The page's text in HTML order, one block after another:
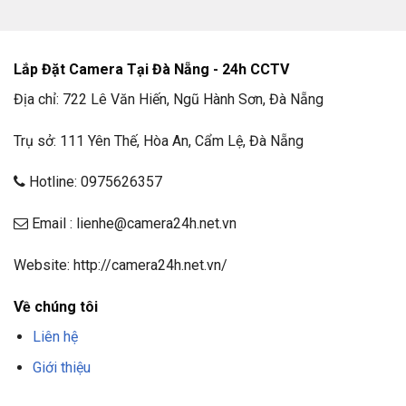
Loại sản phẩm:
Hãng: HIKVISION
Có màu ngày đêm
Lắp Đặt Camera Tại Đà Nẵng - 24h CCTV
Địa chỉ: 722 Lê Văn Hiến, Ngũ Hành Sơn, Đà Nẵng
Trụ sở: 111 Yên Thế, Hòa An, Cẩm Lệ, Đà Nẵng
Hotline: 0975626357
Email : lienhe@camera24h.net.vn
Website: http://camera24h.net.vn/
Về chúng tôi
Liên hệ
Giới thiệu